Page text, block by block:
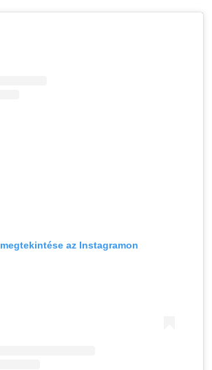
az Instagramon